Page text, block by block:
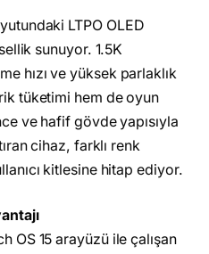
LTPO OLED
sunuyor. 1.5K
hızı ve yüksek parlaklık
tüketimi hem de oyun
ve hafif gövde yapısıyla
cihaz, farklı renk
kitlesine hitap ediyor.
OS 15 arayüzü ile çalışan